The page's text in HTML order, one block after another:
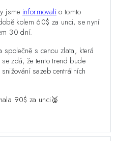
jsme informovali o tomto
kolem 60$ za unci, se nyní
30 dní.
společně s cenou zlata, která
zdá, že tento trend bude
sazeb centrálních
90$ za unci🥈